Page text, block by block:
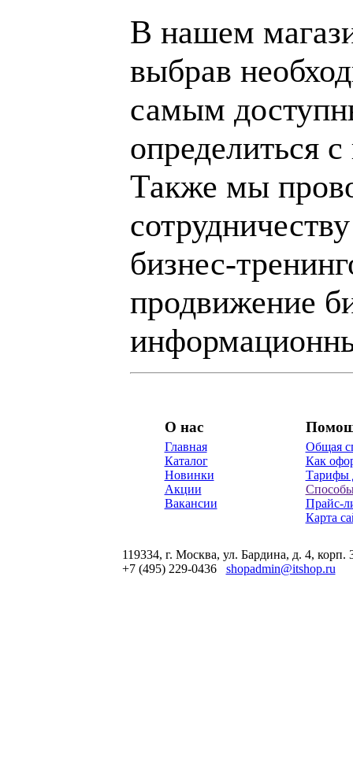
В нашем
выбрав
самым
определиться
Также мы
бизнес-
продвижение
О нас
Главная
Каталог
Новинки
Акции
Вакансии
Общая
Как
Тарифы
Прайс-
Карта
119334, г. Москва, ул. Бардина, д. 4, корп.
+7 (495) 229-0436 shopadmin@itshop.ru